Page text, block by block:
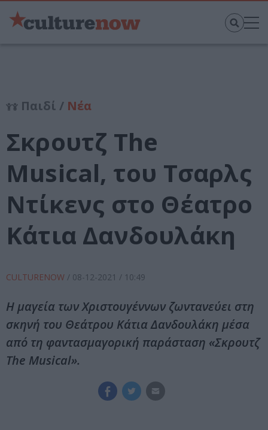
Παιδί / Νέα
Σκρουτζ The
Musical, του Τσαρλς
Ντίκενς στο Θέατρο
Κάτια Δανδουλάκη
CULTURENOW / 08-12-2021 / 10:49
Η μαγεία των Χριστουγέννων ζωντανεύει στη
σκηνή του Θεάτρου Κάτια Δανδουλάκη μέσα
από τη φαντασμαγορική παράσταση «Σκρουτζ
The Musical».